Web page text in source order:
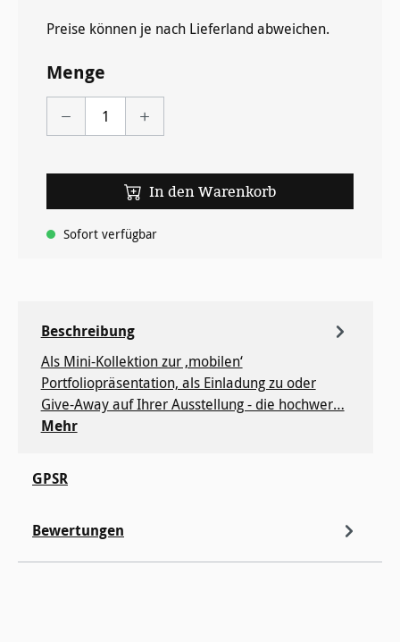
Preise können je nach Lieferland abweichen.
Menge
In den Warenkorb
Sofort verfügbar
Beschreibung
Als Mini-Kollektion zur ‚mobilen‘
Portfoliopräsentation, als Einladung zu oder
Give-Away auf Ihrer Ausstellung - die hochwer…
Mehr
GPSR
Bewertungen